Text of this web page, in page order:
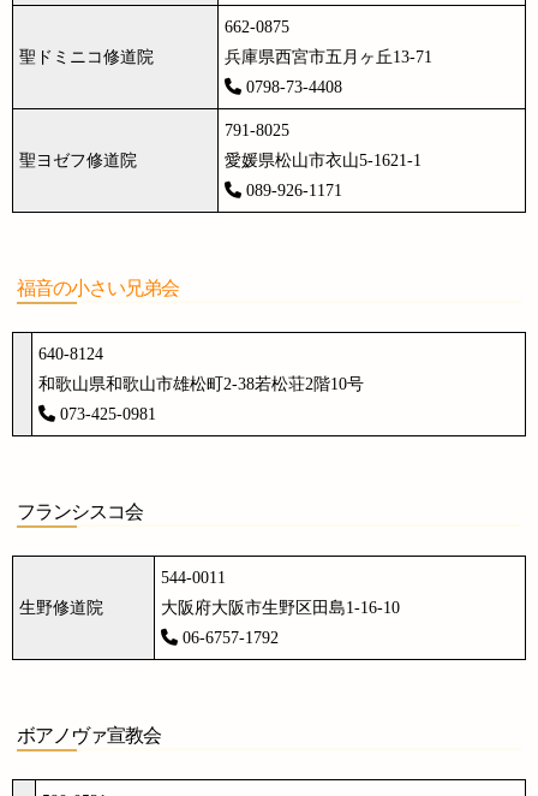
聖ドミニコ修道院
662-0875
兵庫県西宮市五月ヶ丘13-71
0798-73-4408
聖ヨゼフ修道院
791-8025
愛媛県松山市衣山5-1621-1
089-926-1171
福音の小さい兄弟会
640-8124
和歌山県和歌山市雄松町2-38若松荘2階10号
073-425-0981
フランシスコ会
生野修道院
544-0011
大阪府大阪市生野区田島1-16-10
06-6757-1792
ボアノヴァ宣教会